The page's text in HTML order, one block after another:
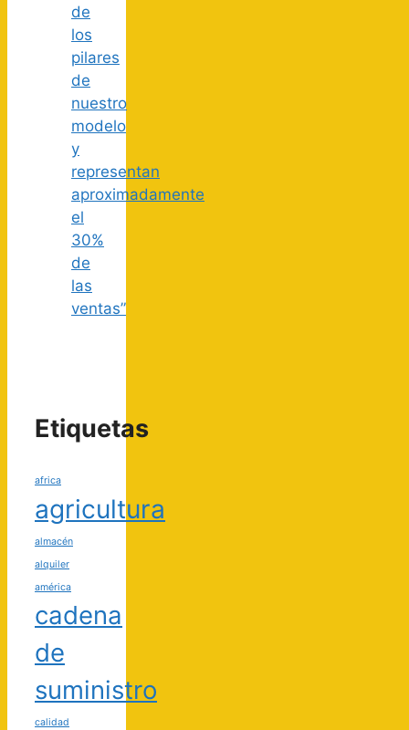
de
los
pilares
de
nuestro
modelo
y
representan
aproximadamente
el
30%
de
las
ventas”
Etiquetas
africa
agricultura
almacén
alquiler
américa
cadena
de
suministro
calidad